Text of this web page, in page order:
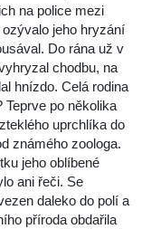
na police mezi
jeho hryzání
Do rána už v
chodbu, na
hnízdo. Celá rodina
Teprve po několika
uprchlíka do
známého zoologa.
jeho oblíbené
ani řeči. Se
daleko do polí a
příroda obdařila